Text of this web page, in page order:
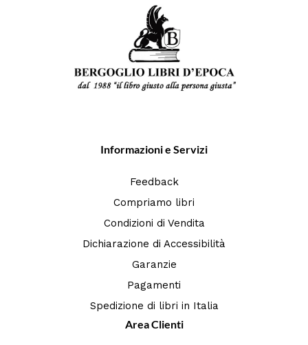
Informazioni e Servizi
Feedback
Compriamo libri
Condizioni di Vendita
Dichiarazione di Accessibilità
Garanzie
Pagamenti
Spedizione di libri in Italia
Area Clienti